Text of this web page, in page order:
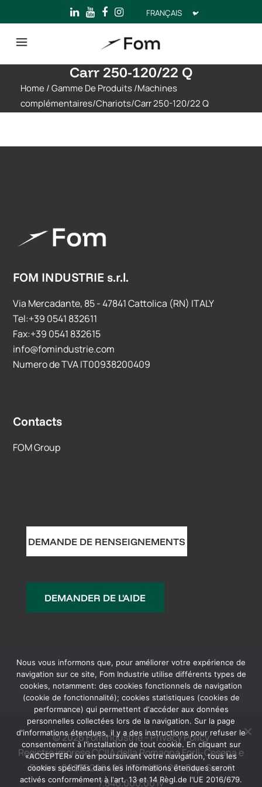
Choisir
une
langue
Carr 250-120/22 Q
Home /Gamme De Produits/Machines
complémentaires/Chariots/Carr 250-120/22 Q
FOM INDUSTRIE s.r.l.
Via Mercadante, 85 - 47841 Cattolica (RN) ITALY
Tel:+39 0541 832611
Fax:+39 0541 832615
info@fomindustrie.com
Numero de TVA IT00938200409
Contacts
FOM Group
DEMANDE DE RENSEIGNEMENTS
DEMANDER DE L'AIDE
© 2026 FomIndustrie -Privacy Policy
Registro imprese CCIIA della Romagna Forlì-Cesena e
Rimini: 00938200409 | REA 180420 | Cap. Soc. €
7.846.000,00 iv
Nous vous informons que, pour améliorer votre expérience de
navigation sur ce site, Fom Industrie utilise différents types de
cookies, notamment: des cookies fonctionnels de navigation
(cookie de fonctionnalité); cookies statistiques (cookies de
performance) qui permettent d'accéder aux données
personnelles collectées lors de la navigation. Sur la page
d'informations étendues, il y a des instructions pour refuser le
consentement à l'installation de tout cookie. En cliquant sur
«ACCEPTER» ou en poursuivant votre navigation, tous les
cookies spécifiés dans les informations étendues seront
activés conformément à l'art. 13 et 14 Règl.de l'UE 2016/679.